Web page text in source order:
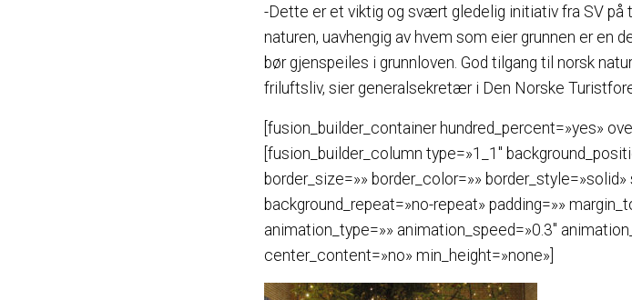
-Dette er et viktig og svært gledelig initiativ fra SV
naturen, uavhengig av hvem som eier grunnen er en
bør gjenspeiles i grunnloven. God tilgang til norsk
friluftsliv, sier generalsekretær i Den Norske
[fusion_builder_container hundred_percent=»yes»
[fusion_builder_column type=»1_1″
border_size=»» border_color=»»
background_repeat=»no-repeat» padding=»»
animation_type=»» animation_speed=»0.3″
center_content=»no» min_height=»none»]